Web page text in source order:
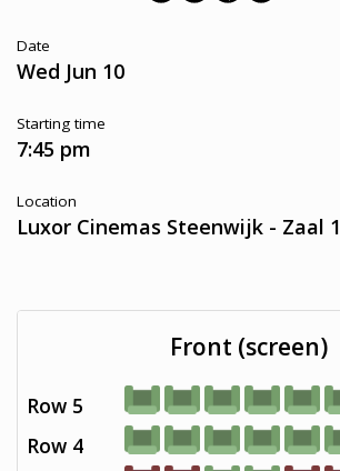
Date
Wed Jun 10
Starting time
7:45 pm
Location
Luxor Cinemas Steenwijk - Zaal 1
Row 4
Row 5
Front (screen)